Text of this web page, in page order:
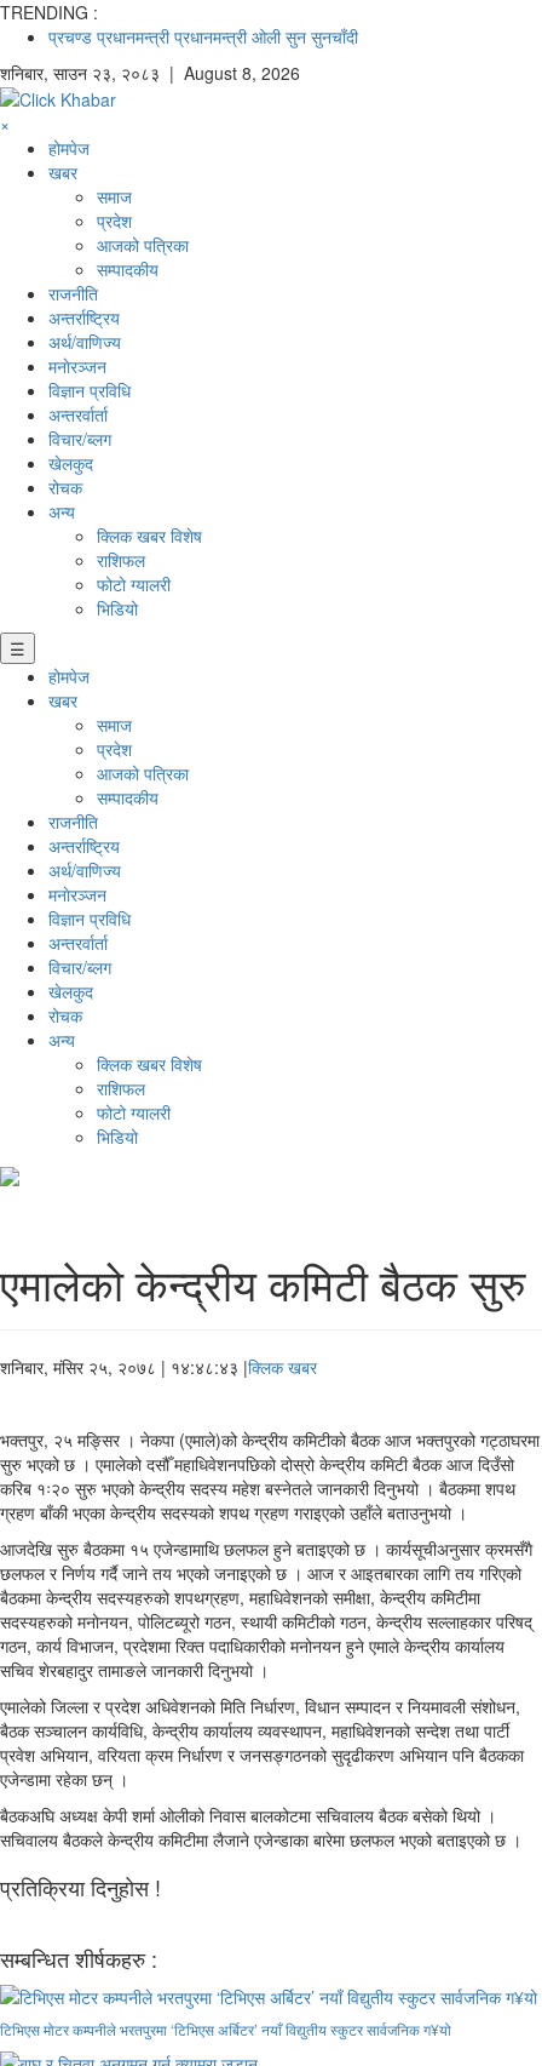
TRENDING :
प्रचण्ड प्रधानमन्त्री प्रधानमन्त्री ओली सुन सुनचाँदी
शनिबार, साउन २३, २०८३ | August 8, 2026
×
होमपेज
खबर
समाज
प्रदेश
आजको पत्रिका
सम्पादकीय
राजनीति
अन्तर्राष्ट्रिय
अर्थ/वाणिज्य
मनाेरञ्जन
विज्ञान प्रविधि
अन्तरर्वार्ता
विचार/ब्लग
खेलकुद
रोचक
अन्य
क्लिक खबर विशेष
राशिफल
फोटो ग्यालरी
भिडियो
☰
होमपेज
खबर
समाज
प्रदेश
आजको पत्रिका
सम्पादकीय
राजनीति
अन्तर्राष्ट्रिय
अर्थ/वाणिज्य
मनाेरञ्जन
विज्ञान प्रविधि
अन्तरर्वार्ता
विचार/ब्लग
खेलकुद
रोचक
अन्य
क्लिक खबर विशेष
राशिफल
फोटो ग्यालरी
भिडियो
एमालेको केन्द्रीय कमिटी बैठक सुरु
शनिबार, मंसिर २५, २०७८ | १४:४८:४३ |क्लिक खबर
भक्तपुर, २५ मङ्सिर । नेकपा (एमाले)को केन्द्रीय कमिटीको बैठक आज भक्तपुरको गट्ठाघरमा
सुरु भएको छ । एमालेको दसौँ महाधिवेशनपछिको दोस्रो केन्द्रीय कमिटी बैठक आज दिउँसो
करिब १ः२० सुरु भएको केन्द्रीय सदस्य महेश बस्नेतले जानकारी दिनुभयो । बैठकमा शपथ
ग्रहण बाँकी भएका केन्द्रीय सदस्यको शपथ ग्रहण गराइएको उहाँले बताउनुभयो ।
आजदेखि सुरु बैठकमा १५ एजेन्डामाथि छलफल हुने बताइएको छ । कार्यसूचीअनुसार क्रमसँगै
छलफल र निर्णय गर्दै जाने तय भएको जनाइएको छ । आज र आइतबारका लागि तय गरिएको
बैठकमा केन्द्रीय सदस्यहरुको शपथग्रहण, महाधिवेशनको समीक्षा, केन्द्रीय कमिटीमा
सदस्यहरुको मनोनयन, पोलिटब्यूरो गठन, स्थायी कमिटीको गठन, केन्द्रीय सल्लाहकार परिषद्
गठन, कार्य विभाजन, प्रदेशमा रिक्त पदाधिकारीको मनोनयन हुने एमाले केन्द्रीय कार्यालय
सचिव शेरबहादुर तामाङले जानकारी दिनुभयो ।
एमालेको जिल्ला र प्रदेश अधिवेशनको मिति निर्धारण, विधान सम्पादन र नियमावली संशोधन,
बैठक सञ्चालन कार्यविधि, केन्द्रीय कार्यालय व्यवस्थापन, महाधिवेशनको सन्देश तथा पार्टी
प्रवेश अभियान, वरियता क्रम निर्धारण र जनसङ्गठनको सुदृढीकरण अभियान पनि बैठकका
एजेन्डामा रहेका छन् ।
बैठकअघि अध्यक्ष केपी शर्मा ओलीको निवास बालकोटमा सचिवालय बैठक बसेको थियो ।
सचिवालय बैठकले केन्द्रीय कमिटीमा लैजाने एजेन्डाका बारेमा छलफल भएको बताइएको छ ।
प्रतिक्रिया दिनुहोस !
सम्बन्धित शीर्षकहरु :
टिभिएस मोटर कम्पनीले भरतपुरमा ‘टिभिएस अर्बिटर’ नयाँ विद्युतीय स्कुटर सार्वजनिक ग¥यो